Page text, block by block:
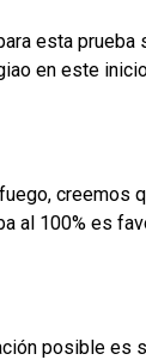
esta
en este
100% es
posible